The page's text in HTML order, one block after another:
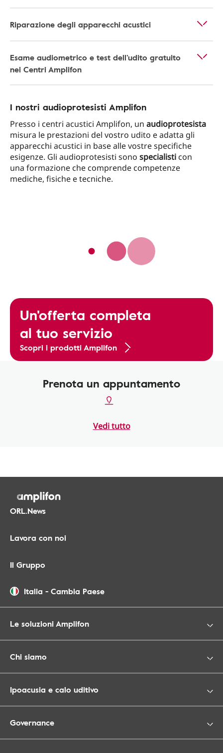
Riparazione degli apparecchi acustici
Esame audiometrico e test dell’udito gratuito
nei Centri Amplifon
I nostri audioprotesisti Amplifon
Presso i centri acustici Amplifon, un audioprotesista
misura le prestazioni del vostro udito e adatta gli
apparecchi acustici in base alle vostre specifiche
esigenze. Gli audioprotesisti sono specialisti con
una formazione che comprende competenze
mediche, fisiche e tecniche.
Un'offerta completa
al tuo servizio
Scopri i prodotti Amplifon
Prenota un appuntamento
Vedi tutto
ORL.News
Lavora con noi
Il Gruppo
Italia - Cambia Paese
Le soluzioni Amplifon
Chi siamo
Ipoacusia e calo uditivo
Governance